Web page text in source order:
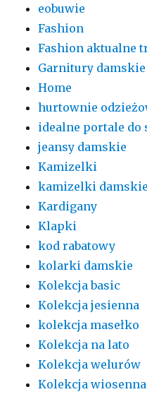
eobuwie
Fashion
Fashion aktualne
Garnitury damskie
Home
hurtownie
idealne portale do
jeansy damskie
Kamizelki
kamizelki damskie
Kardigany
Klapki
kod rabatowy
kolarki damskie
Kolekcja basic
Kolekcja jesienna
kolekcja masełko
Kolekcja na lato
Kolekcja welurów
Kolekcja wiosenna